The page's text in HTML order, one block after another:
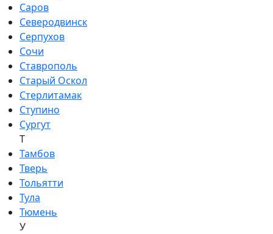
Саров
Северодвинск
Серпухов
Сочи
Ставрополь
Старый Оскол
Стерлитамак
Ступино
Сургут
Т
Тамбов
Тверь
Тольятти
Тула
Тюмень
У